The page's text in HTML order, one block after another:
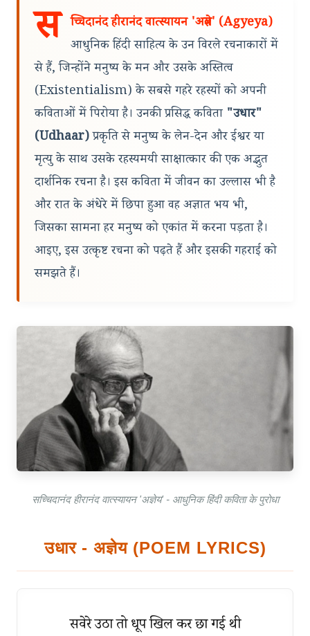
स च्चिदानंद हीरानंद वात्स्यायन 'अज्ञेय' (Agyeya)
आधुनिक हिंदी साहित्य के उन विरले रचनाकारों में
से हैं, जिन्होंने मनुष्य के मन और उसके अस्तित्व
(Existentialism) के सबसे गहरे रहस्यों को अपनी
कविताओं में पिरोया है। उनकी प्रसिद्ध कविता "उधार"
(Udhaar)प्रकृति से मनुष्य के लेन-देन और ईश्वर या
मृत्यु के साथ उसके रहस्यमयी साक्षात्कार की एक अद्भुत
दार्शनिक रचना है। इस कविता में जीवन का उल्लास भी है
और रात के अंधेरे में छिपा हुआ वह अज्ञात भय भी,
जिसका सामना हर मनुष्य को एकांत में करना पड़ता है।
आइए, इस उत्कृष्ट रचना को पढ़ते हैं और इसकी गहराई को
समझते हैं।
सच्चिदानंद हीरानंद वात्स्यायन 'अज्ञेय' - आधुनिक हिंदी कविता के पुरोधा
उधार - अज्ञेय (POEM LYRICS)
सवेरे उठा तो धूप खिल कर छा गई थी